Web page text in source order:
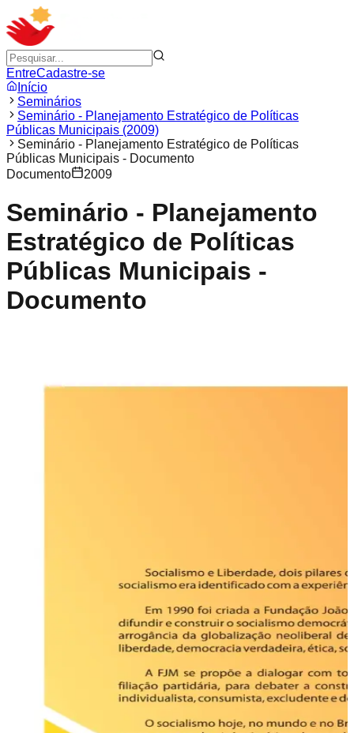
EntreCadastre-se
Início
Seminários
Seminário - Planejamento Estratégico de Políticas
Públicas Municipais (2009)
Seminário - Planejamento Estratégico de Políticas
Públicas Municipais - Documento
Documento
2009
Seminário - Planejamento
Estratégico de Políticas
Públicas Municipais -
Documento